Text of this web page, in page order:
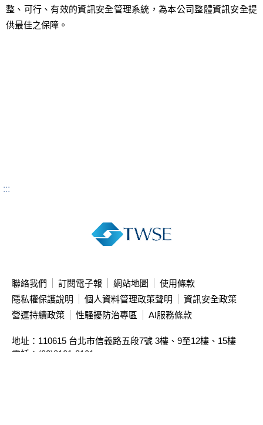
整、可行、有效的資訊安全管理系統，為本公司整體資訊安全提
供最佳之保障。
:::
聯絡我們 訂閱電子報 網站地圖
使用條款
隱私權保護說明
個人資料管理政策聲明
資訊安全政策
營運持續政策
性騷擾防治專區 AI服務條款
地址：110615 台北市信義路五段7號 3樓、9至12樓、15樓
電話：(02)8101-3101